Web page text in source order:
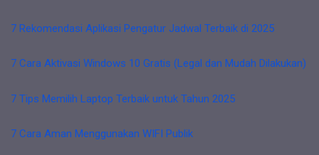
7 Rekomendasi Aplikasi Pengatur Jadwal Terbaik di 2025
7 Cara Aktivasi Windows 10 Gratis (Legal dan Mudah Dilakukan)
7 Tips Memilih Laptop Terbaik untuk Tahun 2025
7 Cara Aman Menggunakan WIFI Publik